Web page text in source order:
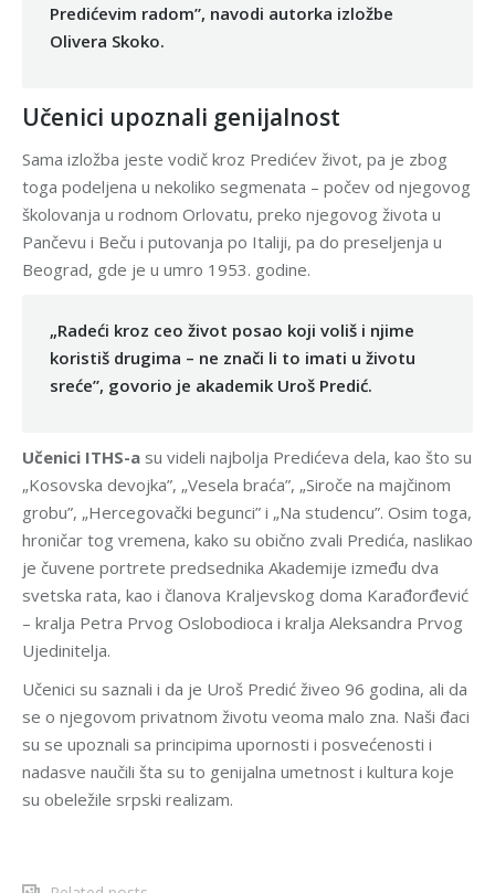
Predićevim radom”, navodi autorka izložbe
Olivera Skoko.
Učenici upoznali genijalnost
Sama izložba jeste vodič kroz Predićev život, pa je zbog
toga podeljena u nekoliko segmenata – počev od njegovog
školovanja u rodnom Orlovatu, preko njegovog života u
Pančevu i Beču i putovanja po Italiji, pa do preseljenja u
Beograd, gde je u umro 1953. godine.
„Radeći kroz ceo život posao koji voliš i njime
koristiš drugima – ne znači li to imati u životu
sreće”, govorio je akademik Uroš Predić.
Učenici ITHS-a su videli najbolja Predićeva dela, kao što su
„Kosovska devojka”, „Vesela braća”, „Siroče na majčinom
grobu”, „Hercegovački begunci” i „Na studencu”. Osim toga,
hroničar tog vremena, kako su obično zvali Predića, naslikao
je čuvene portrete predsednika Akademije između dva
svetska rata, kao i članova Kraljevskog doma Karađorđević
– kralja Petra Prvog Oslobodioca i kralja Aleksandra Prvog
Ujedinitelja.
Učenici su saznali i da je Uroš Predić živeo 96 godina, ali da
se o njegovom privatnom životu veoma malo zna. Naši đaci
su se upoznali sa principima upornosti i posvećenosti i
nadasve naučili šta su to genijalna umetnost i kultura koje
su obeležile srpski realizam.